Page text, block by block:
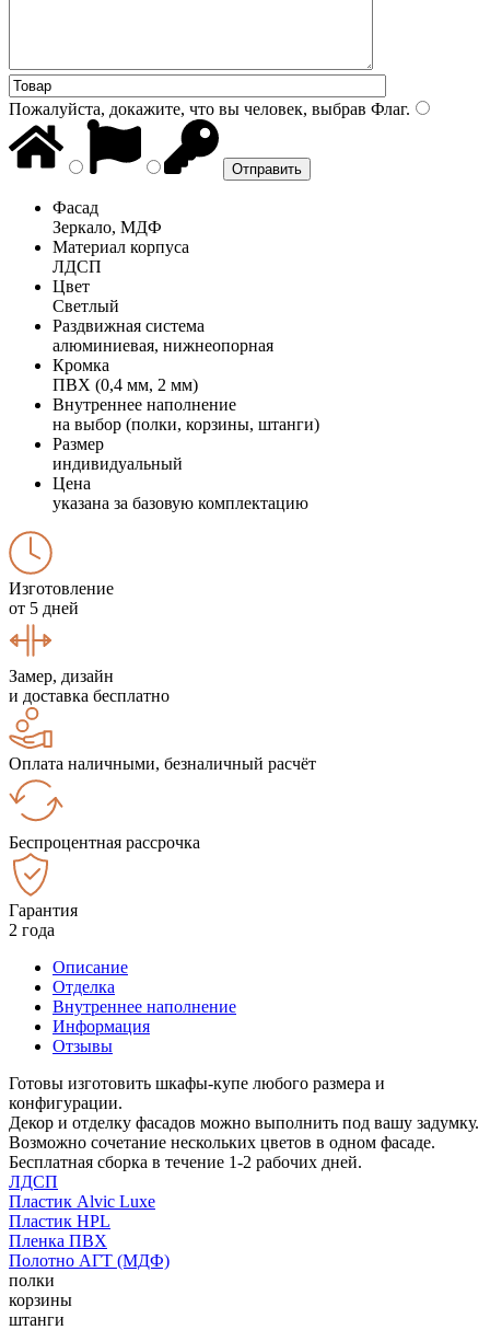
Пожалуйста, докажите, что вы человек, выбрав Флаг.
Фасад
Зеркало, МДФ
Материал корпуса
ЛДСП
Цвет
Светлый
Раздвижная система
алюминиевая, нижнеопорная
Кромка
ПВХ (0,4 мм, 2 мм)
Внутреннее наполнение
на выбор (полки, корзины, штанги)
Размер
индивидуальный
Цена
указана за базовую комплектацию
Изготовление
от 5 дней
Замер, дизайн
и доставка бесплатно
Оплата наличными, безналичный расчёт
Беспроцентная рассрочка
Гарантия
2 года
Описание
Отделка
Внутреннее наполнение
Информация
Отзывы
Готовы изготовить шкафы-купе любого размера и
конфигурации.
Декор и отделку фасадов можно выполнить под вашу задумку.
Возможно сочетание нескольких цветов в одном фасаде.
Бесплатная сборка в течение 1-2 рабочих дней.
ЛДСП
Пластик Alvic Luxe
Пластик HPL
Пленка ПВХ
Полотно АГТ (МДФ)
полки
корзины
штанги